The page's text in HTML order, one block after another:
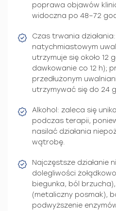
poprawa objawów
widoczna po 48–72
Czas trwania
natychmiastowym
utrzymuje się około 12
dawkowanie co 12 h);
przedłużonym
utrzymywać się do 24
Alkohol: zaleca się
podczas terapii,
nasilać działania
wątrobę.
Najczęstsze działanie
dolegliwości
biegunka, ból
(metaliczny posmak),
podwyższenie